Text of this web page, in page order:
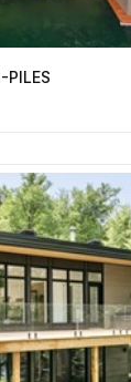
PILES